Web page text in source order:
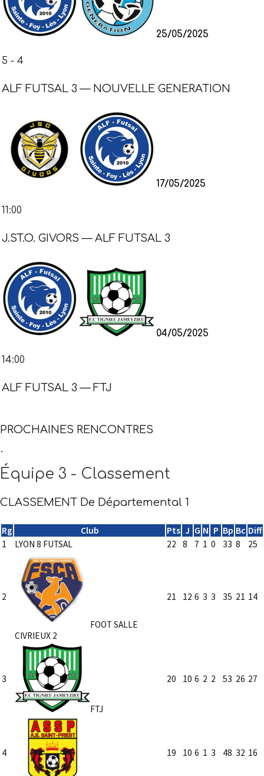
25/05/2025
5 - 4
ALF FUTSAL 3 — NOUVELLE GENERATION
17/05/2025
11:00
J.ST.O. GIVORS — ALF FUTSAL 3
04/05/2025
14:00
ALF FUTSAL 3 — FTJ
PROCHAINES RENCONTRES
Équipe 3 - Classement
CLASSEMENT De Départemental 1
Rg Club Pts J G N P Bp Bc Diff
1
LYON 8 FUTSAL 22 8 7 1 0 33 8 25
2
FOOT SALLE
CIVRIEUX 2
21 12 6 3 3 35 21 14
3
FTJ
20 10 6 2 2 53 26 27
4 19 10 6 1 3 48 32 16